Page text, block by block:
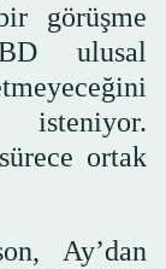
görüşme
ulusal
isteniyor.
ortak
Ay’dan